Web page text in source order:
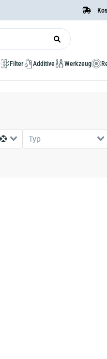
Filter Additive Werkzeug
Typ